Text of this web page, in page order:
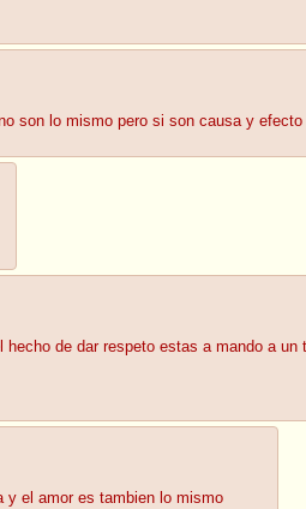
son lo mismo pero si son causa y efecto
de dar respeto estas a mando a
y el amor es tambien lo mismo